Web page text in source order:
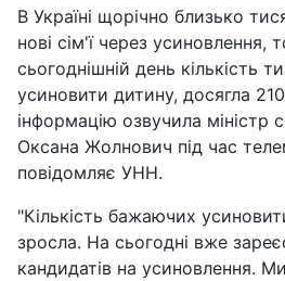
В Україні щорічно близько
нові сім'ї через усиновлення,
сьогоднішній день кількість
усиновити дитину, досягла
інформацію озвучила міністр
Оксана Жолнович під час
повідомляє УНН.
"Кількість бажаючих
зросла. На сьогодні вже
кандидатів на усиновлення.